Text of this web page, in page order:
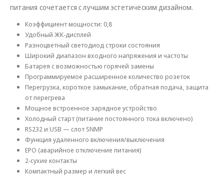
питания сочетается с лучшим эстетическим дизайном.
Коэффициент мощности: 0,8
Удобный ЖК-дисплей
Разноцветный светодиод строки состояния
Широкий диапазон входного напряжения и частоты
Батарея с возможностью горячей замены
Программируемое расширенное количество розеток
Перегрузка, короткое замыкание, обратная подача, защита
от перегрева
Мощное встроенное зарядное устройство
Холодный старт (питание постоянного тока включено)
RS232 и USB — слот SNMP
Функция удаленного включения/выключения
EPO (аварийное отключение питания)
2-сухие контакты
Компактный размер и легкий вес